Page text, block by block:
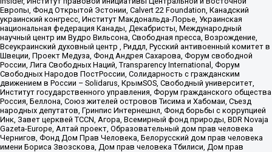
Европы, Фонд Открытой Эстонии, Calvert 22 Foundation, Канадский
украинский конгресс, Институт Макдональда-Лорье, Украинская
национальная федерация Канады, Декабристы, Международный
научный центр им Вудро Вильсона, Свободная пресса, Возрождение,
Всеукраинский духовный центр , Риддл, Русский антивоенный комитет в
Швеции, Проект Медуза, Фонд Андрея Сахарова, Форум свободной
России, Лига Свободных Наций, Transparеncy International, Форум
Свободных Народов ПостРоссии, Солидарность с гражданским
движением в России – Solidarus, КрымSOS, Свободный университет,
Институт государственного управления, Форум гражданского общества
Россия, Беллона, Союз жителей островов Тисима и Хабомаи, Съезд
народных депутатов, Гринпис Интернешнл, Фонд борьбы с коррупцией
Инк, Завет церквей TCCN, Агора, Всемирный фонд природы, BDR Novaja
Gazeta-Europe, Алтай проект, Образовательный дом прав человека
Чернигов, Фонд Дом Прав Человека, Белорусский дом прав человека
имени Бориса Звозскова, Дом прав человека Тбилиси, Дом прав